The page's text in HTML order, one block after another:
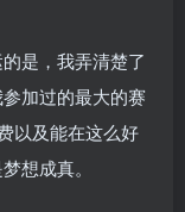
是，我弄清楚了
加过的最大的赛
以及能在这么好
想成真。